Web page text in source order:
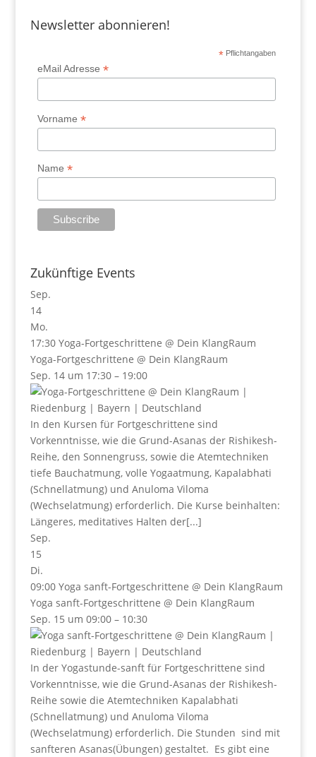
Newsletter abonnieren!
* Pflichtangaben
eMail Adresse*
Vorname*
Name*
Zukünftige Events
Sep.
14
Mo.
17:30 Yoga-Fortgeschrittene @ Dein KlangRaum
Yoga-Fortgeschrittene @ Dein KlangRaum
Sep. 14 um 17:30 – 19:00
In den Kursen für Fortgeschrittene sind
Vorkenntnisse, wie die Grund-Asanas der Rishikesh-
Reihe, den Sonnengruss, sowie die Atemtechniken
tiefe Bauchatmung, volle Yogaatmung, Kapalabhati
(Schnellatmung) und Anuloma Viloma
(Wechselatmung) erforderlich. Die Kurse beinhalten:
Längeres, meditatives Halten der[...]
Sep.
15
Di.
09:00 Yoga sanft-Fortgeschrittene @ Dein KlangRaum
Yoga sanft-Fortgeschrittene @ Dein KlangRaum
Sep. 15 um 09:00 – 10:30
In der Yogastunde-sanft für Fortgeschrittene sind
Vorkenntnisse, wie die Grund-Asanas der Rishikesh-
Reihe sowie die Atemtechniken Kapalabhati
(Schnellatmung) und Anuloma Viloma
(Wechselatmung) erforderlich. Die Stunden sind mit
sanfteren Asanas(Übungen) gestaltet. Es gibt eine